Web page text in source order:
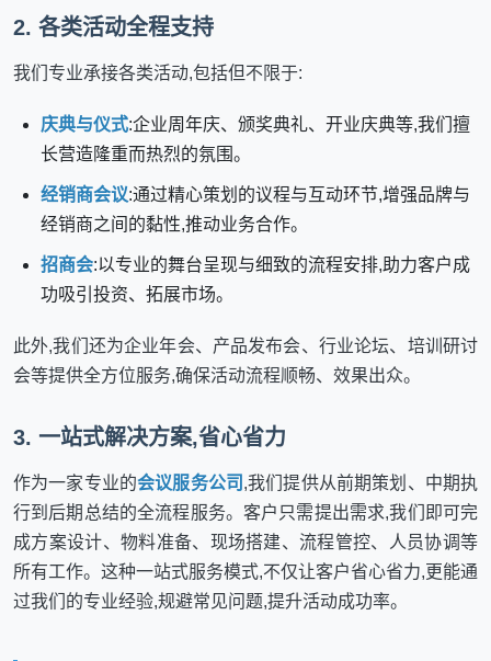
2. 各类活动全程支持
我们专业承接各类活动,包括但不限于:
庆典与仪式:企业周年庆、颁奖典礼、开业庆典等,我们擅
长营造隆重而热烈的氛围。
经销商会议:通过精心策划的议程与互动环节,增强品牌与
经销商之间的黏性,推动业务合作。
招商会:以专业的舞台呈现与细致的流程安排,助力客户成
功吸引投资、拓展市场。
此外,我们还为企业年会、产品发布会、行业论坛、培训研讨
会等提供全方位服务,确保活动流程顺畅、效果出众。
3. 一站式解决方案,省心省力
作为一家专业的会议服务公司 ,我们提供从前期策划、中期执
行到后期总结的全流程服务。客户只需提出需求,我们即可完
成方案设计、物料准备、现场搭建、流程管控、人员协调等
所有工作。这种一站式服务模式,不仅让客户省心省力,更能通
过我们的专业经验,规避常见问题,提升活动成功率。